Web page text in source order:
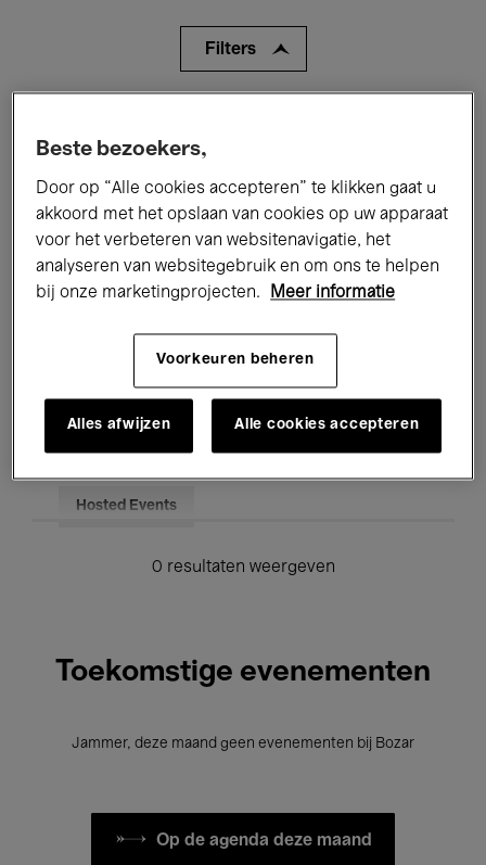
Filters
Performances Lezingen & Debatten
Jazz Klassieke Muziek Global Music
Onderwijs Rondleidingen
Hosted Events
0 resultaten weergeven
Toekomstige evenementen
Jammer, deze maand geen evenementen bij Bozar
Op de agenda deze maand
Beste bezoekers,
Door op “Alle cookies accepteren” te klikken gaat u
akkoord met het opslaan van cookies op uw apparaat
voor het verbeteren van websitenavigatie, het
analyseren van websitegebruik en om ons te helpen
bij onze marketingprojecten.
Meer informatie
Voorkeuren beheren
Alles afwijzen Alle cookies accepteren